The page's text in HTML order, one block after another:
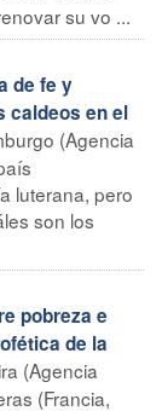
su vo ...
de fe y
caldeos en el
(Agencia
luterana, pero
son los
pobreza e
de la
(Agencia
(Francia,